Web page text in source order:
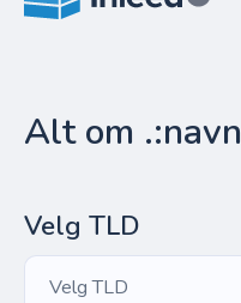
Alt om .:navn
Velg TLD
Velg TLD